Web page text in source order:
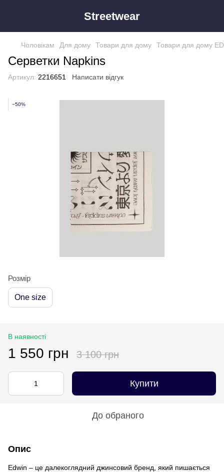
Streetwear
Чоловікам Для дому Товари для дому Товари для дому
Серветки Napkins
Артикул: 2216651 Написати відгук
−50%
Розмір
One size
В наявності
1 550 грн 3 100 грн
Купити
До обраного
Опис
Edwin – це далекоглядний джинсовий бренд, який пишається